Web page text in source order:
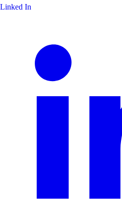
Linked In